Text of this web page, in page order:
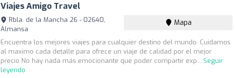
Viajes Amigo Travel
Rbla. de la Mancha 26 - 02640,
Almansa
Mapa
Encuentra los mejores viajes para cualquier destino del mundo. Cuidamos
al maximo cada detalle para ofrece un viaje de calidad por el mejor
precio No hay nada más emocionante que poder compartir exp... Seguir
leyendo